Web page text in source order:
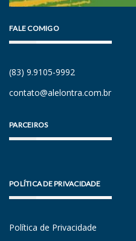
FALE COMIGO
(83) 9.9105-9992
contato@alelontra.com.br
PARCEIROS
POLÍTICA DE PRIVACIDADE
Política de Privacidade